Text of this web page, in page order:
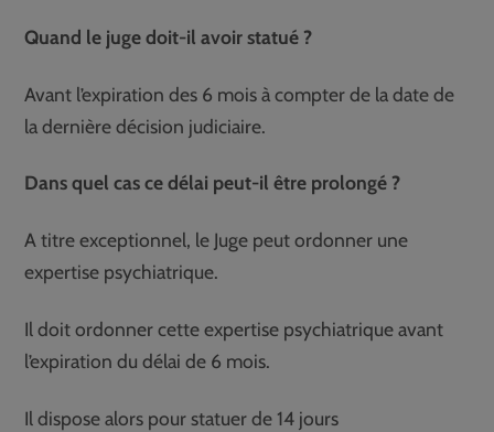
Quand le juge doit-il avoir statué ?
Avant l’expiration des 6 mois à compter de la date de
la dernière décision judiciaire.
Dans quel cas ce délai peut-il être prolongé ?
A titre exceptionnel, le Juge peut ordonner une
expertise psychiatrique.
Il doit ordonner cette expertise psychiatrique avant
l’expiration du délai de 6 mois.
Il dispose alors pour statuer de 14 jours